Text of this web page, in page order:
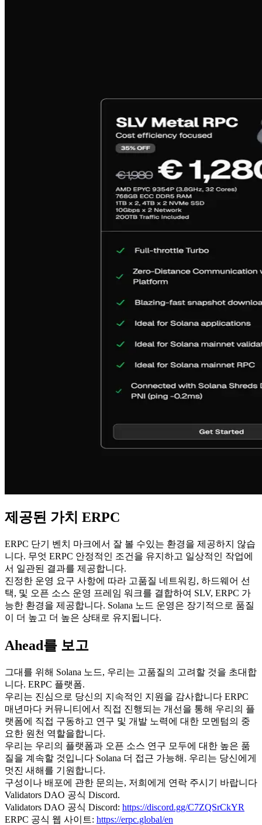
제공된 가치 ERPC
ERPC 단기 벤치 마크에서 잘 볼 수있는 환경을 제공하지 않습
니다. 무엇 ERPC 안정적인 조건을 유지하고 일상적인 작업에
서 일관된 결과를 제공합니다.
진정한 운영 요구 사항에 따라 고품질 네트워킹, 하드웨어 선
택, 및 오픈 소스 운영 프레임 워크를 결합하여 SLV, ERPC 가
능한 환경을 제공합니다. Solana 노드 운영은 장기적으로 품질
이 더 높고 더 높은 상태로 유지됩니다.
Ahead를 보고
그대를 위해 Solana 노드, 우리는 고품질의 고려할 것을 초대합
니다. ERPC 플랫폼.
우리는 진심으로 당신의 지속적인 지원을 감사합니다 ERPC
매년마다 커뮤니티에서 직접 진행되는 개선을 통해 우리의 플
랫폼에 직접 구동하고 연구 및 개발 노력에 대한 모멘텀의 중
요한 원천 역할을합니다.
우리는 우리의 플랫폼과 오픈 소스 연구 모두에 대한 높은 품
질을 계속할 것입니다 Solana 더 접근 가능해. 우리는 당신에게
멋진 새해를 기원합니다.
구성이나 배포에 관한 문의는, 저희에게 연락 주시기 바랍니다
Validators DAO 공식 Discord.
Validators DAO 공식 Discord: https://discord.gg/C7ZQSrCkYR
ERPC 공식 웹 사이트: https://erpc.global/en